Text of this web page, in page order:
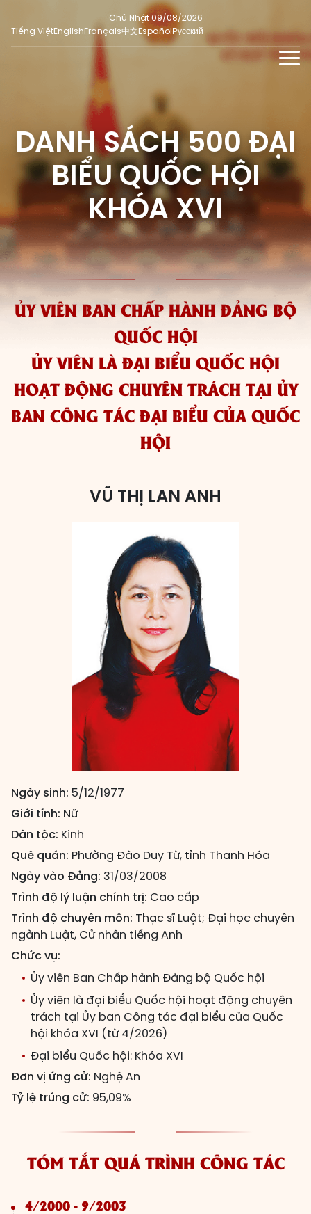
Chủ Nhật 09/08/2026
Tiếng ViệtEnglishFrançais中文EspañolРусский
Phỏng vấn - Nhận định
Ý kiến cử tri
Người đại biểu nhân dân
Tin nổi bật
Dư luận quốc tế
Hỏi đáp bầu cử
Bầu cử địa phương
ĐA PHƯƠNG TIỆN
Video
E-magazine
Infographic
DÀNH CHO BÁO CHÍ
MẠNG XÃ HỘI
SỐ LIỆU BẦU CỬ
Cử tri tham gia bầu cử
Tổng số đại biểu quốc hội
Nữ đại biểu Quốc hội
Các đơn vị bầu cử
HĐND cấp xã
HĐND cấp tỉnh, thành phố
DANH SÁCH 500 ĐẠI
BIỂU QUỐC HỘI
KHÓA XVI
ỦY VIÊN BAN CHẤP HÀNH ĐẢNG BỘ
QUỐC HỘI
ỦY VIÊN LÀ ĐẠI BIỂU QUỐC HỘI
HOẠT ĐỘNG CHUYÊN TRÁCH TẠI ỦY
BAN CÔNG TÁC ĐẠI BIỂU CỦA QUỐC
HỘI
VŨ THỊ LAN ANH
Ngày sinh: 5/12/1977
Giới tính: Nữ
Dân tộc: Kinh
Quê quán: Phường Đào Duy Từ, tỉnh Thanh Hóa
Ngày vào Đảng: 31/03/2008
Trình độ lý luận chính trị: Cao cấp
Trình độ chuyên môn: Thạc sĩ Luật; Đại học chuyên
ngành Luật, Cử nhân tiếng Anh
Chức vụ:
Ủy viên Ban Chấp hành Đảng bộ Quốc hội
Ủy viên là đại biểu Quốc hội hoạt động chuyên
trách tại Ủy ban Công tác đại biểu của Quốc
hội khóa XVI (từ 4/2026)
Đại biểu Quốc hội: Khóa XVI
Đơn vị ứng cử: Nghệ An
Tỷ lệ trúng cử: 95,09%
TÓM TẮT QUÁ TRÌNH CÔNG TÁC
4/2000 - 9/2003